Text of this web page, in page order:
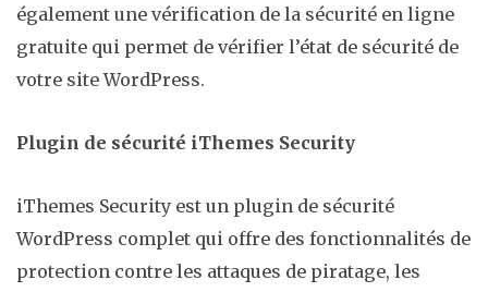
également une vérification de la sécurité en ligne
gratuite qui permet de vérifier l’état de sécurité de
votre site WordPress.
Plugin de sécurité iThemes Security
iThemes Security est un plugin de sécurité
WordPress complet qui offre des fonctionnalités de
protection contre les attaques de piratage, les